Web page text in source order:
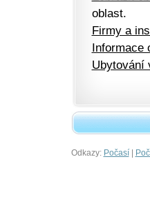
oblast.
Firmy a
Informace
Ubytování
Odkazy: Počasí|